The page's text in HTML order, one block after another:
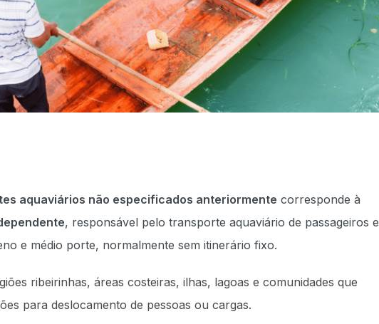
aquaviários não especificados anteriormente corresponde à
, responsável pelo transporte aquaviário de passageiros e
e médio porte, normalmente sem itinerário fixo.
ribeirinhas, áreas costeiras, ilhas, lagoas e comunidades que
para deslocamento de pessoas ou cargas.